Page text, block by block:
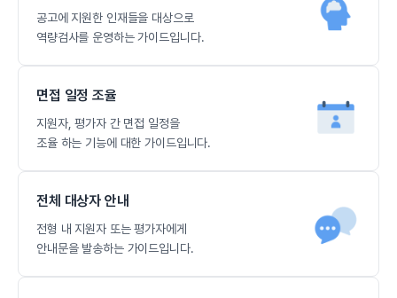
공고에 지원한 인재들을 대상으로
역량검사를 운영하는 가이드입니다.
면접 일정 조율
지원자, 평가자 간 면접 일정을
조율 하는 기능에 대한 가이드입니다.
전체 대상자 안내
전형 내 지원자 또는 평가자에게
안내문을 발송하는 가이드입니다.